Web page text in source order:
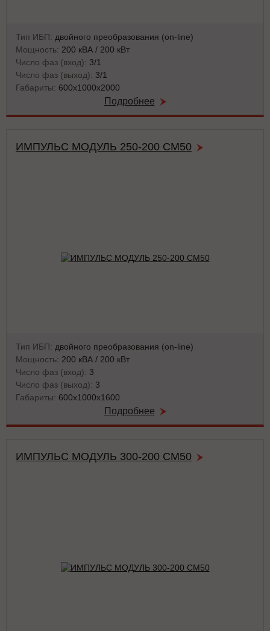
Тип ИБП: двойного преобразования (on-line)
Мощность: 200 кВА / 200 кВт
Число фаз (вход): 3/1
Число фаз (выход): 3/1
Габариты: 600х1000х2000
Подробнее
ИМПУЛЬС МОДУЛЬ 250-200 СМ50
Тип ИБП: двойного преобразования (on-line)
Мощность: 200 кВА / 200 кВт
Число фаз (вход): 3
Число фаз (выход): 3
Габариты: 600х1000х1600
Подробнее
ИМПУЛЬС МОДУЛЬ 300-200 СМ50